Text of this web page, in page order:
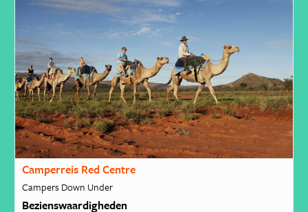
Camperreis Red Centre
Campers Down Under
Bezienswaardigheden